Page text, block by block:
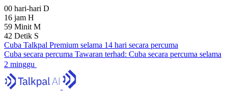
00 hari-hari D
16 jam H
59 Minit M
41 Detik S
Cuba Talkpal Premium selama 14 hari secara percuma
Cuba secara percuma Tawaran terhad: Cuba secara percuma selama
2 minggu